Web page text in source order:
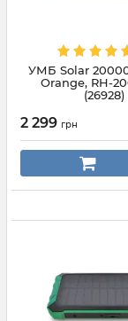
УМБ Solar
Orange, RH-
(26928)
2 299 грн